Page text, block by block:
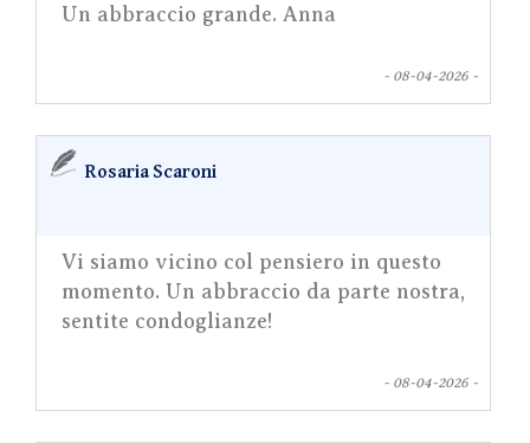
Un abbraccio grande. Anna
- 08-04-2026 -
Rosaria Scaroni
Vi siamo vicino col pensiero in questo
momento. Un abbraccio da parte nostra,
sentite condoglianze!
- 08-04-2026 -